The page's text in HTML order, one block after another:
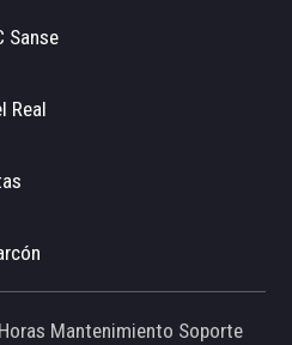
Sanse
Real
Mantenimiento Soporte